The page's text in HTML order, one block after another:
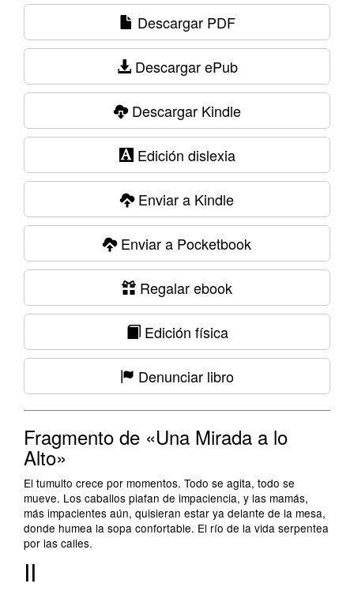
Descargar PDF
Descargar ePub
Descargar Kindle
Edición dislexia
Enviar a Kindle
Enviar a Pocketbook
Regalar ebook
Edición física
Denunciar libro
Fragmento de «Una Mirada a lo
Alto»
El tumulto crece por momentos. Todo se agita, todo se
mueve. Los caballos piafan de impaciencia, y las mamás,
más impacientes aún, quisieran estar ya delante de la mesa,
donde humea la sopa confortable. El río de la vida serpentea
por las calles.
II